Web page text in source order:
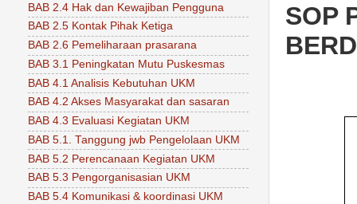
SOP
BAB 2.4 Hak dan Kewajiban Pengguna
BAB 2.5 Kontak Pihak Ketiga
BAB 2.6 Pemeliharaan prasarana
BAB 3.1 Peningkatan Mutu Puskesmas
BAB 4.1 Analisis Kebutuhan UKM
BAB 4.2 Akses Masyarakat dan sasaran
BAB 4.3 Evaluasi Kegiatan UKM
BAB 5.1. Tanggung jwb Pengelolaan UKM
BAB 5.2 Perencanaan Kegiatan UKM
BAB 5.3 Pengorganisasian UKM
BAB 5.4 Komunikasi & koordinasi UKM